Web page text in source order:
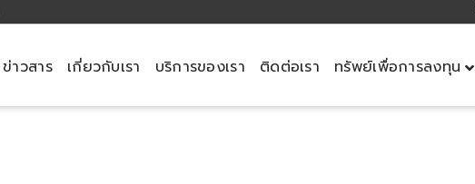
ข่าวสาร เกี่ยวกับเรา บริการของเรา ติดต่อเรา ทรัพย์เพื่อการลงทุน
header